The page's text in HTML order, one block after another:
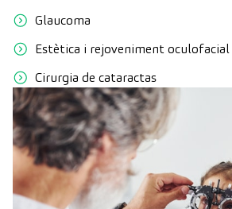
Glaucoma
Estètica i rejoveniment oculofacial
Cirurgia de cataractas